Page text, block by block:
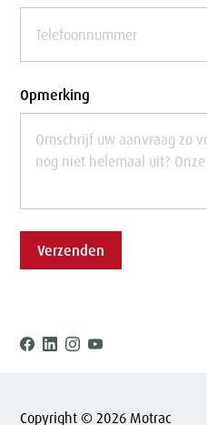
Opmerking
Verzenden
Facebook
Linkedin
Instagram
Youtube
Copyright © 2026 Motrac